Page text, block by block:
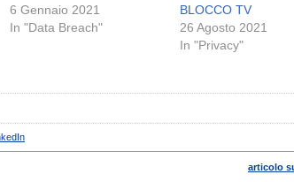
6 Gennaio 2021
In "Data Breach"
BLOCCO TV
26 Agosto 2021
In "Privacy"
articolo